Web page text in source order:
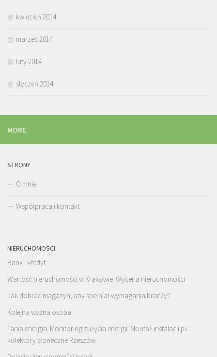
kwiecień 2014
marzec 2014
luty 2014
styczeń 2014
MORE
STRONY
O mnie
Współpraca i kontakt
NIERUCHOMOŚCI
Bank i kredyt
Wartość nieruchomości w Krakowie. Wycena nieruchomości
Jak dobrać magazyn, aby spełniał wymagania branży?
Kolejna ważna osoba
Tania energia. Monitoring zużycia energii. Montaż instalacji pv –
kolektory słoneczne Rzeszów